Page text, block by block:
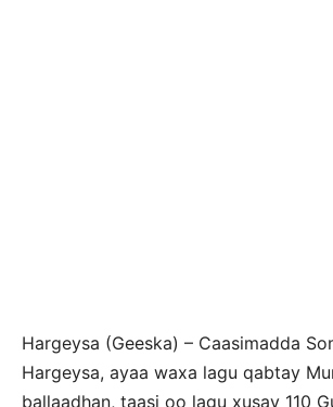
Hargeysa (Geeska) – Caasimadda
Hargeysa, ayaa waxa lagu qabtay
ballaadhan, taasi oo lagu xusay 110